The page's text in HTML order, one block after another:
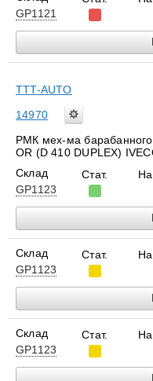
GP1121
TTT-AUTO
14970
РМК мех-ма
OR (D 410 DUPLEX)
Склад
GP1123
Стат.
Склад
GP1123
Стат.
Склад
GP1123
Стат.